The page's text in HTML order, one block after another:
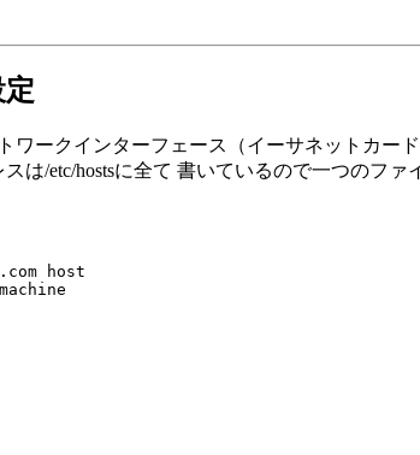
ワークインターフェース（イーサネットカ
は/etc/hostsに全て 書いているので一つのファ
host